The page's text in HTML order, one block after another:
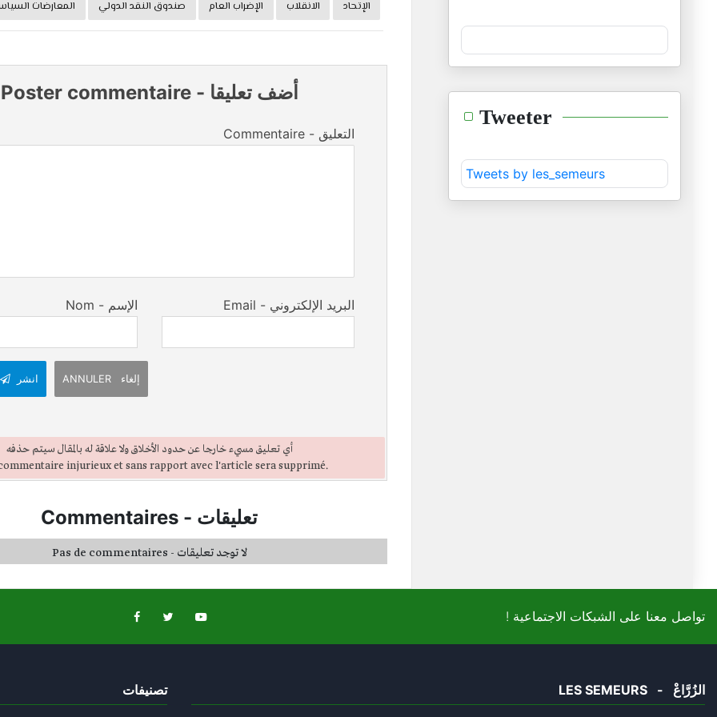
الإتحاد الانقلاب الإضراب العام صندوق النقد الدولي المعارضات
Poster commentaire- أضف تعليقا
Commentaire - التعليق
Nom - الإسم Email - البريد الإلكتروني
انشر ANNULER إلغاء
أي تعليق مسيء خارجا عن حدود الأخلاق ولا علاقة له بالمقال سيتم حذفه
injurieux et sans rapport avec l'article sera supprimé.
Commentaires - تعليقات
Pas de commentaires - لا توجد تعليقات
Tweeter
Tweets by les_semeurs
! تواصل معنا على الشبكات الاجتماعية
تصنيفات LES SEMEURS - الزُرَّاعْ